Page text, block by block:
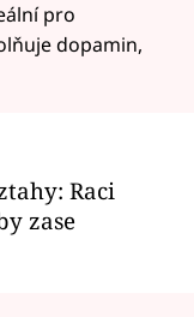
pro
dopamin,
Raci
zase